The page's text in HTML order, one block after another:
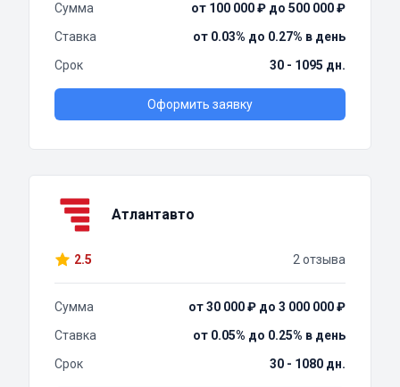
Сумма
от 100 000 ₽ до 500 000 ₽
Ставка
от 0.03% до 0.27% в день
Срок
30 - 1095 дн.
Оформить заявку
Атлантавто
2.5 2 отзыва
Сумма
от 30 000 ₽ до 3 000 000 ₽
Ставка
от 0.05% до 0.25% в день
Срок
30 - 1080 дн.